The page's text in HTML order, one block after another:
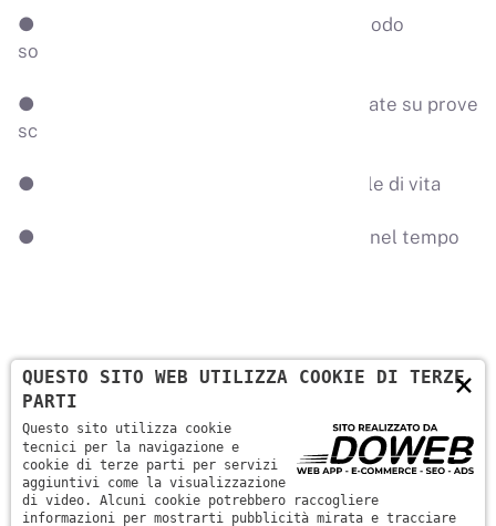
● Integra attività fisica e nutrizione in modo
sostenibile
● Utilizza strategie di cambiamento basate su prove
scientifiche
● Si adatta alle tue esigenze e al tuo stile di vita
● Ti insegna come mantenere i risultati nel tempo
Con Attiviperstarbene troverai un percorso
strutturato ma flessibile, con strumenti pratici e
strategie concrete per il tuo cambiamento!
INIZIA ORA
×
QUESTO SITO WEB UTILIZZA COOKIE DI TERZE
PARTI
Questo sito utilizza cookie
tecnici per la navigazione e
cookie di terze parti per servizi
aggiuntivi come la visualizzazione
di video. Alcuni cookie potrebbero raccogliere
informazioni per mostrarti pubblicità mirata e tracciare